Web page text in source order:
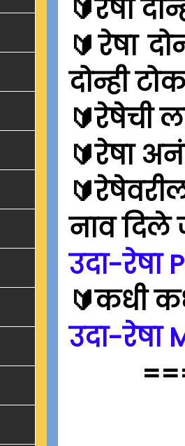
🔰रेषा
🔰रेषा
दोन्ही
🔰रेषेची
🔰रेषा
नाव दिले
उदा-रेषा
🔰कधी
उदा-रेषा